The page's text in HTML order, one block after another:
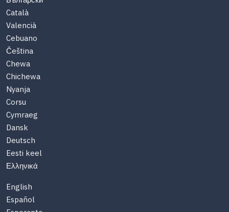
Català
Valencià
Cebuano
Čeština
Chewa
Chichewa
Nyanja
Corsu
Cymraeg
Dansk
Deutsch
Eesti keel
Ελληνικά
English
Español